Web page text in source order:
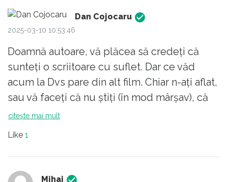
Dan Cojocaru
2025-03-10 10:53:46
Doamnă autoare, vă plăcea să credeți că
sunteți o scriitoare cu suflet. Dar ce văd
acum la Dvs pare din alt film. Chiar n-ați aflat,
sau vă faceți că nu știți (în mod mârșav), că
dosarul lui CG chiar n-a avut nicio problemă?
anexa nici nu era necesară. S-a VOTAT în
cadrul BEC și s-a hotărât că e totul ÎN
citește mai mult
Like 1
Mihai